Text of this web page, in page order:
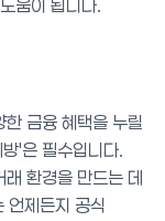
움이 됩니다.
금융 혜택을 누릴
'은 필수입니다.
환경을 만드는 데
언제든지 공식